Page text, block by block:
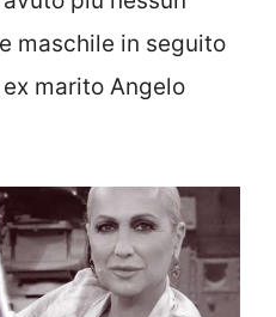
maschile in seguito
marito Angelo